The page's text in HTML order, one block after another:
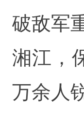
破敌军
湘江，
万余人